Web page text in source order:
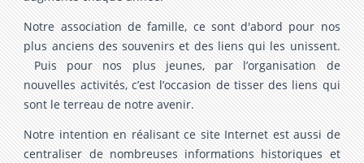
Notre association de famille, ce sont d'abord pour nos
plus anciens des souvenirs et des liens qui les unissent.
Puis pour nos plus jeunes, par l’organisation de
nouvelles activités, c’est l’occasion de tisser des liens qui
sont le terreau de notre avenir.
Notre intention en réalisant ce site Internet est aussi de
centraliser de nombreuses informations historiques et